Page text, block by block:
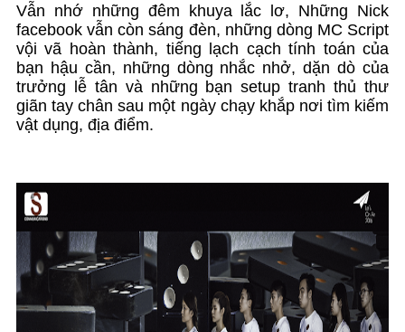
Vẫn nhớ những đêm khuya lắc lơ, Những Nick
facebook vẫn còn sáng đèn, những dòng MC Script
vội vã hoàn thành, tiếng lạch cạch tính toán của
bạn hậu cần, những dòng nhắc nhở, dặn dò của
trưởng lễ tân và những bạn setup tranh thủ thư
giãn tay chân sau một ngày chạy khắp nơi tìm kiếm
vật dụng, địa điểm.